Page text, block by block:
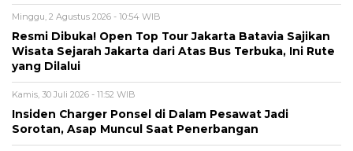
Minggu, 2 Agustus 2026 - 10:54 WIB
Resmi Dibuka! Open Top Tour Jakarta Batavia Sajikan
Wisata Sejarah Jakarta dari Atas Bus Terbuka, Ini Rute
yang Dilalui
Kamis, 30 Juli 2026 - 11:52 WIB
Insiden Charger Ponsel di Dalam Pesawat Jadi
Sorotan, Asap Muncul Saat Penerbangan